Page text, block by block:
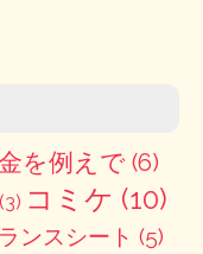
を例えで (6)
(3) コミケ (10)
ンスシート (5)